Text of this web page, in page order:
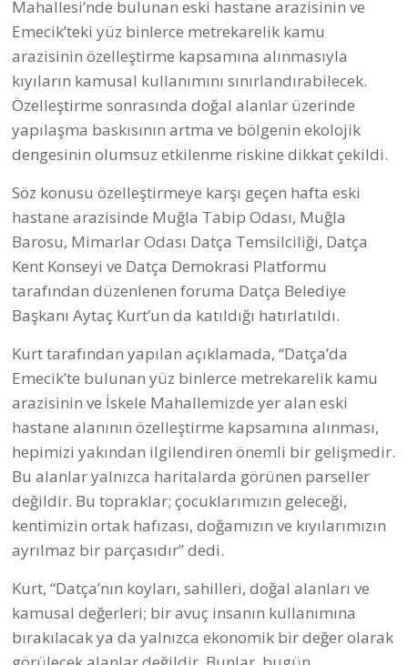
değildir. Bu topraklar; çocuklarımızın geleceği,
kentimizin ortak hafızası, doğamızın ve kıyılarımızın
ayrılmaz bir parçasıdır” dedi.
Kurt, “Datça’nın koyları, sahilleri, doğal alanları ve
kamusal değerleri; bir avuç insanın kullanımına
bırakılacak ya da yalnızca ekonomik bir değer olarak
yaşayanların olduğu kadar gelecek kuşakların da
hakkıdır. Bizler Datça’yı sadece yaşadığımız bir yer
olarak değil, korumakla sorumlu olduğumuz ortak
bir emanet olarak görüyoruz. Bu nedenle ilçemizin
doğal, tarihi ve kamusal değerlerini ilgilendiren her
süreci yakından takip etmeye, görüşlerimizi
kararlılıkla dile getirmeye devam edeceğiz. Datça’nın
geleceği hakkında alınacak kararlarda halkın söz
sahibi olması gerektiğine inanıyoruz. Çünkü bu kent
hepimizin. Çünkü Datça yalnızca üzerinde
yaşadığımız bir yer değil; anılarımızın, emeklerimizin
ve geleceğimizin evidir. Yaşadığımız topraklara sahip
çıkacağız. Bizler zengin toprakların, fakir bekçileri
olmak istemiyoruz!” diye konuştuğu da Belediyenin
açıklamasında tekrar hatırlatıldı.